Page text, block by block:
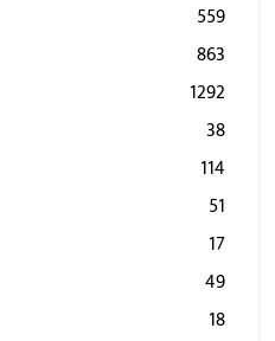
559
863
1292
38
114
51
17
49
18